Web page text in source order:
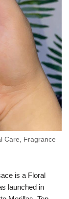
Care, Fragrance
is a Floral
launched in